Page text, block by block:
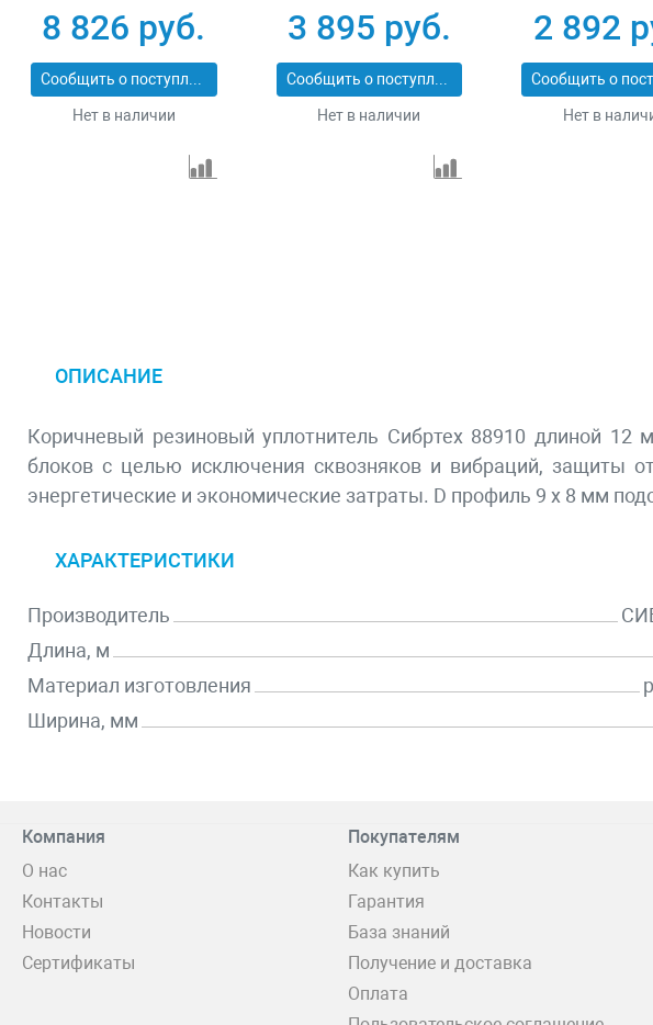
профиль D 21x17 мм
50 м Зубр 40950-21-
50_z01
8 826 руб.
Сообщить о поступлении
Нет в наличии
профиль D 9x8 мм
150 м Зубр ПРОФИ
40920-150
3 895 руб.
Сообщить о поступлении
Нет в наличии
профиль D
40 м Зубр
40_z01
2 892
Нет в
ОПИСАНИЕ
Коричневый резиновый уплотнитель Сибртех 88910 длиной
блоков с целью исключения сквозняков и вибраций, защиты
энергетические и экономические затраты. D профиль 9 x 8 мм
ХАРАКТЕРИСТИКИ
Производитель
Длина, м
Материал изготовления
Ширина, мм
Компания
О нас
Контакты
Новости
Сертификаты
Покупателям
Как купить
Гарантия
База знаний
Получение и доставка
Оплата